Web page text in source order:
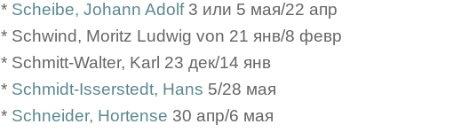
* Scheibe, Johann Adolf3 или 5 мая/22 апр
* Schwind, Moritz Ludwig von 21 янв/8 февр
* Schmitt-Walter, Karl 23 дек/14 янв
* Schmidt-Isserstedt, Hans 5/28 мая
* Schneider, Hortense 30 апр/6 мая